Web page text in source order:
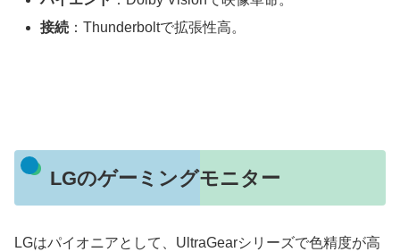
接続 ：Thunderboltで拡張性高。
LGのゲーミングモニター
LGはパイオニアとして、UltraGearシリーズで色精度が高